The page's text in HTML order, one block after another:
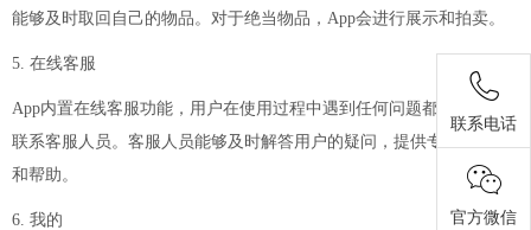
能够及时取回自己的物品。对于绝当物品，App会进行展示和拍卖。
5. 在线客服
App内置在线客服功能，用户在使用过程中遇到任何问题都可以随时
联系客服人员。客服人员能够及时解答用户的疑问，提供专业的指导
和帮助。
6. 我的
联系电话
官方微信